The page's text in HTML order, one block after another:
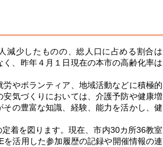
少したものの、総人口に占める割合は
、昨年４月１日現在の本市の高齢化率は
やボランティア、地域活動などに積極的
気づくりにおいては、介護予防や健康増
の豊富な知識、経験、能力を活かし、健
着を図ります。現在、市内30カ所36教室
活用した参加履歴の記録や開催情報の連